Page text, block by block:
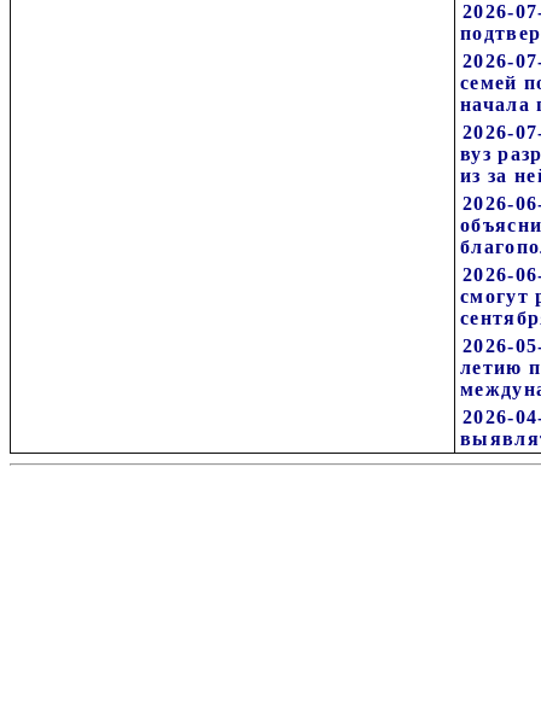
2026-
2026-
семей
начала
2026-
вуз
из за
2026-
2026-
смогут
2026-
летию
2026-